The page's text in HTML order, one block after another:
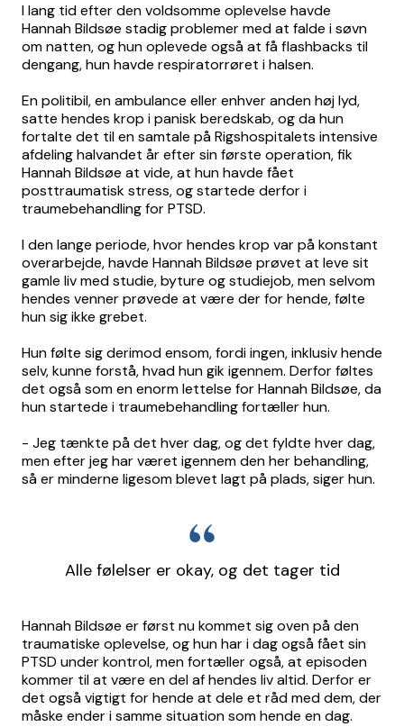
I lang tid efter den voldsomme oplevelse havde
Hannah Bildsøe stadig problemer med at falde i søvn
om natten, og hun oplevede også at få flashbacks til
dengang, hun havde respiratorrøret i halsen.
En politibil, en ambulance eller enhver anden høj lyd,
satte hendes krop i panisk beredskab, og da hun
fortalte det til en samtale på Rigshospitalets intensive
afdeling halvandet år efter sin første operation, fik
Hannah Bildsøe at vide, at hun havde fået
posttraumatisk stress, og startede derfor i
traumebehandling for PTSD.
I den lange periode, hvor hendes krop var på konstant
overarbejde, havde Hannah Bildsøe prøvet at leve sit
gamle liv med studie, byture og studiejob, men selvom
hendes venner prøvede at være der for hende, følte
hun sig ikke grebet.
Hun følte sig derimod ensom, fordi ingen, inklusiv hende
selv, kunne forstå, hvad hun gik igennem. Derfor føltes
det også som en enorm lettelse for Hannah Bildsøe, da
hun startede i traumebehandling fortæller hun.
- Jeg tænkte på det hver dag, og det fyldte hver dag,
men efter jeg har været igennem den her behandling,
så er minderne ligesom blevet lagt på plads, siger hun.
Alle følelser er okay, og det tager tid
Hannah Bildsøe er først nu kommet sig oven på den
traumatiske oplevelse, og hun har i dag også fået sin
PTSD under kontrol, men fortæller også, at episoden
kommer til at være en del af hendes liv altid. Derfor er
det også vigtigt for hende at dele et råd med dem, der
måske ender i samme situation som hende en dag.